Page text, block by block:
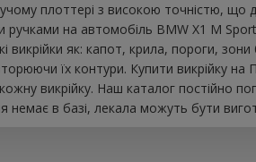
плоттері з високою точністю,
ручками на автомобіль BMW X1 M
викрійки як: капот, крила, пороги,
їх контури. Купити викрійку
викрійку. Наш каталог постійно
немає в базі, лекала можуть бути